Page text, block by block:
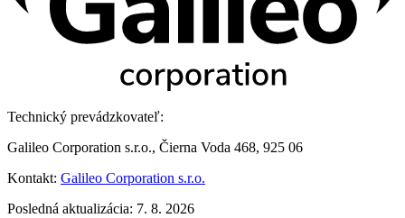
Technický prevádzkovateľ:
Galileo Corporation s.r.o., Čierna Voda 468, 925 06
Kontakt: Galileo Corporation s.r.o.
Posledná aktualizácia: 7. 8. 2026